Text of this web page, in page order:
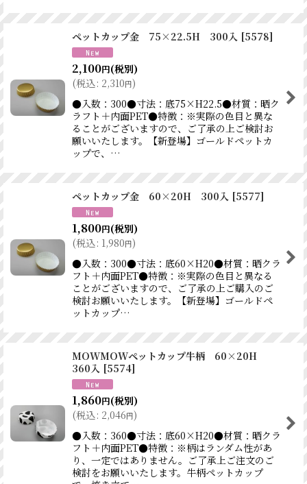
ペットカップ金 75×22.5H 300入 [5578]
2,100円(税別)
(税込: 2,310円)
●入数：300●寸法：底75×H22.5●材質：晒ク
ラフト＋内面PET●特徴：※実際の色目と異な
ることがございますので、ご了承の上ご検討お
願いいたします。【新登場】ゴールドペットカ
ップで、…
ペットカップ金 60×20H 300入 [5577]
1,800円(税別)
(税込: 1,980円)
●入数：300●寸法：底60×H20●材質：晒クラ
フト＋内面PET●特徴：※実際の色目と異なる
ことがございますので、ご了承の上ご購入のご
検討お願いいたします。【新登場】ゴールドペ
ットカップ…
MOWMOWペットカップ牛柄 60×20H
360入 [5574]
1,860円(税別)
(税込: 2,046円)
●入数：360●寸法：底60×H20●材質：晒クラ
フト＋内面PET●特徴：※柄はランダム性があ
り、一定ではありません。ご了承上ご注文のご
検討をお願いいたします。牛柄ペットカップ